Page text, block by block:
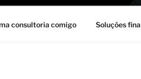
consultoria comigo Soluções